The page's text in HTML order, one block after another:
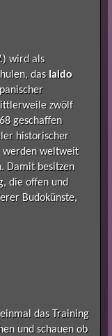
wird als
das Iaido
zwölf
geschaffen
historischer
werden weltweit
Damit besitzen
die offen und
Budokünste,
das Training
und schauen ob